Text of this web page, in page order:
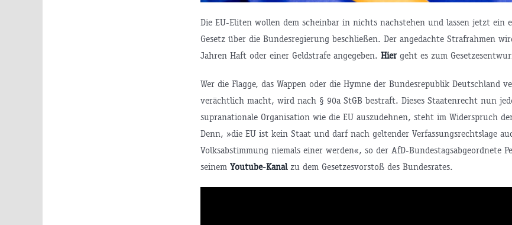
Die EU-Eliten wollen dem scheinbar in nichts nachstehen und lassen jetzt ein
Gesetz über die Bundesregierung beschließen. Der angedachte Strafrahmen
Jahren Haft oder einer Geldstrafe angegeben.Hier geht es zum
Wer die Flagge, das Wappen oder die Hymne der Bundesrepublik Deutschland
verächtlich macht, wird nach § 90a StGB bestraft. Dieses Staatenrecht nun
supranationale Organisation wie die EU auszudehnen, steht im Widerspruch
Denn, »die EU ist kein Staat und darf nach geltender Verfassungsrechtslage
Volksabstimmung niemals einer werden«, so der AfD-Bundestagsabgeordnete
seinemYoutube-Kanalzu dem Gesetzesvorstoß des Bundesrates.